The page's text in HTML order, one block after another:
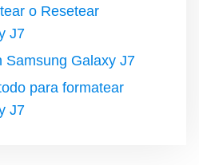
o Resetear
J7
Samsung Galaxy J7
para formatear
J7